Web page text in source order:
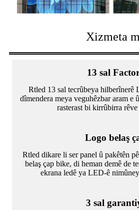
Xizmeta
13 sal
Rtled 13 sal tecrûbeya hilberînerê
dîmendera meya veguhêzbar aram e
rasterast bi kirrûbirra
Logo belaş
Rtled dikare li ser panel û pakêtên
belaş çap bike, di heman demê de
ekrana ledê ya LED-ê
3 sal